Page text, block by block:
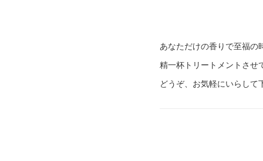
あなただけの香りで至福の
精一杯トリートメントさせ
どうぞ、お気軽にいらして